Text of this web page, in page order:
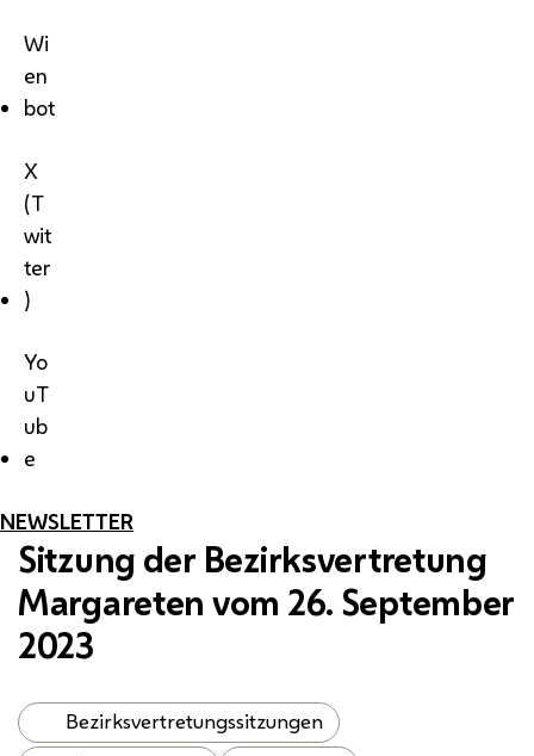
Wi
en
bot
X
(T
wit
ter
)
Yo
uT
ub
e
NEWSLETTER
Sitzung der Bezirksvertretung
Margareten vom 26. September
2023
Bezirksvertretungssitzungen